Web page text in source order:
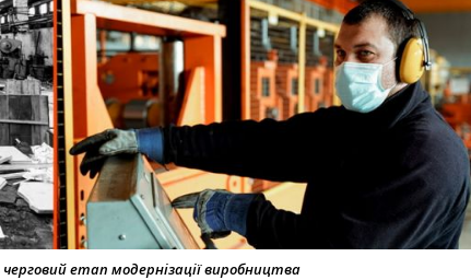
етап модернізації виробництва